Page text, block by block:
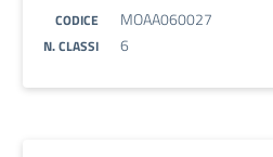
CODICE MOAA060027
N. CLASSI 6